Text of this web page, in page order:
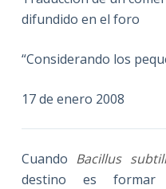
edifundido en el foro
“Considerando los
17 de enero 2008
Cuando Bacillus
destino es